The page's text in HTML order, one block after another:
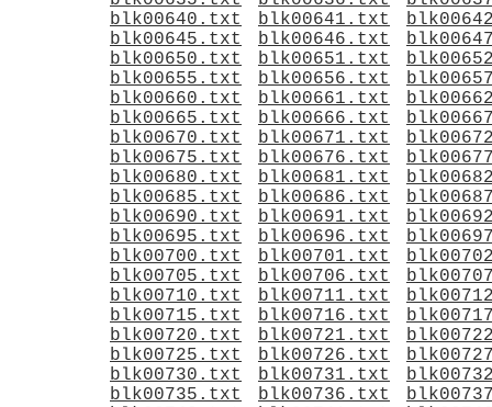
blk00640.txt
blk00641.txt
blk00645.txt
blk00646.txt
blk00650.txt
blk00651.txt
blk00655.txt
blk00656.txt
blk00660.txt
blk00661.txt
blk00665.txt
blk00666.txt
blk00670.txt
blk00671.txt
blk00675.txt
blk00676.txt
blk00680.txt
blk00681.txt
blk00685.txt
blk00686.txt
blk00690.txt
blk00691.txt
blk00695.txt
blk00696.txt
blk00700.txt
blk00701.txt
blk00705.txt
blk00706.txt
blk00710.txt
blk00711.txt
blk00715.txt
blk00716.txt
blk00720.txt
blk00721.txt
blk00725.txt
blk00726.txt
blk00730.txt
blk00731.txt
blk00735.txt
blk00736.txt